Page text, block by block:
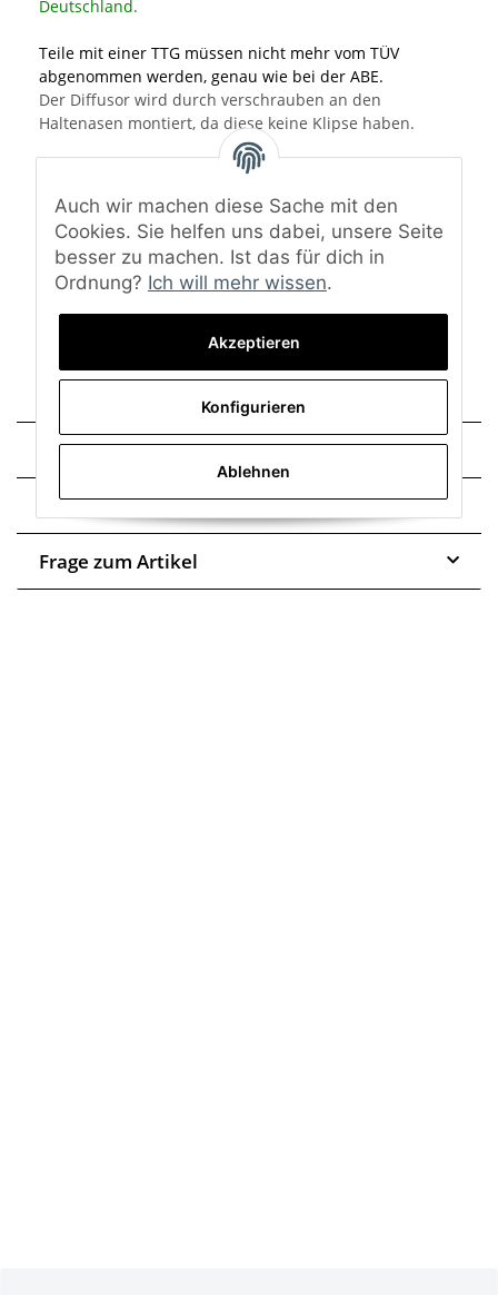
Deutschland.
Teile mit einer TTG müssen nicht mehr vom TÜV
abgenommen werden, genau wie bei der ABE.
Der Diffusor wird durch verschrauben an den
Haltenasen montiert, da diese keine Klipse haben.
Ein Beispielmontagevideo finden Sie bei uns im Shop
Material: ABS-Kunststoff
Oberfläche: Schwarz Hochglanz
Eine Lackierung ist nicht notwendig.
Lieferumfang: Heckdiffusor, TTG-Gutachten und
Montagematerial
Technische Daten
Trusted Shops - Bewertungen
Frage zum Artikel
Auch wir machen diese Sache mit den
Cookies. Sie helfen uns dabei, unsere Seite
besser zu machen. Ist das für dich in
Ordnung? Ich will mehr wissen.
Akzeptieren
Konfigurieren
Ablehnen